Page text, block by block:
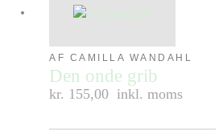
AF CAMILLA WANDAHL
Den onde grib
kr. 155,00 inkl. moms